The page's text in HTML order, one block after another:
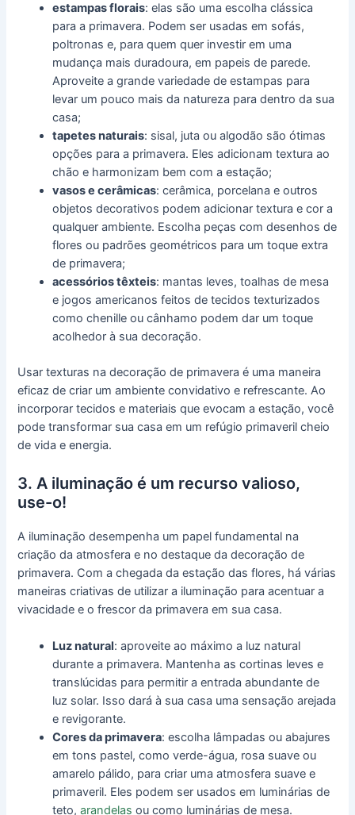
estampas florais: elas são uma escolha clássica
para a primavera. Podem ser usadas em sofás,
poltronas e, para quem quer investir em uma
mudança mais duradoura, em papeis de parede.
Aproveite a grande variedade de estampas para
levar um pouco mais da natureza para dentro da sua
casa;
tapetes naturais: sisal, juta ou algodão são ótimas
opções para a primavera. Eles adicionam textura ao
chão e harmonizam bem com a estação;
vasos e cerâmicas: cerâmica, porcelana e outros
objetos decorativos podem adicionar textura e cor a
qualquer ambiente. Escolha peças com desenhos de
flores ou padrões geométricos para um toque extra
de primavera;
acessórios têxteis: mantas leves, toalhas de mesa
e jogos americanos feitos de tecidos texturizados
como chenille ou cânhamo podem dar um toque
acolhedor à sua decoração.
Usar texturas na decoração de primavera é uma maneira
eficaz de criar um ambiente convidativo e refrescante. Ao
incorporar tecidos e materiais que evocam a estação, você
pode transformar sua casa em um refúgio primaveril cheio
de vida e energia.
3. A iluminação é um recurso valioso,
use-o!
A iluminação desempenha um papel fundamental na
criação da atmosfera e no destaque da decoração de
primavera. Com a chegada da estação das flores, há várias
maneiras criativas de utilizar a iluminação para acentuar a
vivacidade e o frescor da primavera em sua casa.
Luz natural: aproveite ao máximo a luz natural
durante a primavera. Mantenha as cortinas leves e
translúcidas para permitir a entrada abundante de
luz solar. Isso dará à sua casa uma sensação arejada
e revigorante.
Cores da primavera: escolha lâmpadas ou abajures
em tons pastel, como verde-água, rosa suave ou
amarelo pálido, para criar uma atmosfera suave e
primaveril. Eles podem ser usados em luminárias de
teto,arandelas ou como luminárias de mesa.